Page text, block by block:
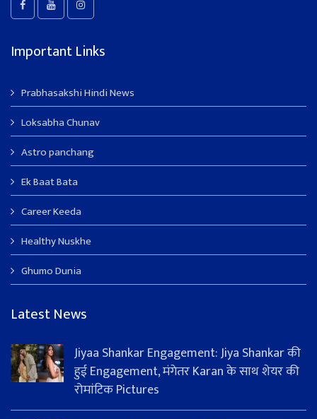
Important Links
Prabhasakshi Hindi News
Loksabha Chunav
Astro panchang
Ek Baat Bata
Career Keeda
Healthy Nuskhe
Ghumo Dunia
Latest News
Jiyaa Shankar Engagement: Jiya Shankar की
हुई Engagement, मंगेतर Karan के साथ शेयर की
रोमांटिक Pictures